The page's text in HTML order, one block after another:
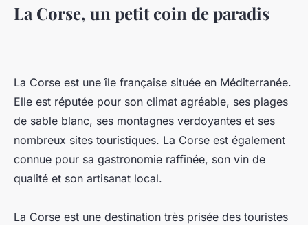
La Corse, un petit coin de paradis
La Corse est une île française située en Méditerranée.
Elle est réputée pour son climat agréable, ses plages
de sable blanc, ses montagnes verdoyantes et ses
nombreux sites touristiques. La Corse est également
connue pour sa gastronomie raffinée, son vin de
qualité et son artisanat local.
La Corse est une destination très prisée des touristes